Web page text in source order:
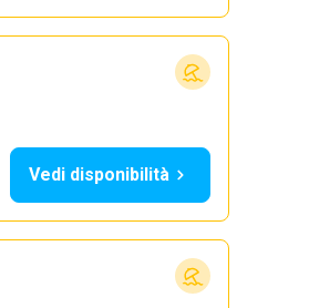
Vedi disponibilità